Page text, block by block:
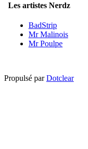
Les artistes Nerdz
BadStrip
Mr Malinois
Mr Poulpe
Propulsé parDotclear